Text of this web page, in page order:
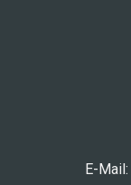
E-Mail: